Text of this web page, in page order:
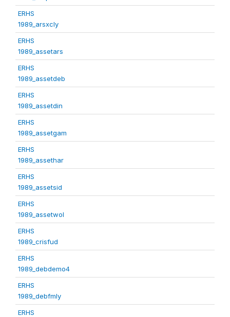
ERHS
1989_arsxcly
ERHS
1989_assetars
ERHS
1989_assetdeb
ERHS
1989_assetdin
ERHS
1989_assetgam
ERHS
1989_assethar
ERHS
1989_assetsid
ERHS
1989_assetwol
ERHS
1989_crisfud
ERHS
1989_debdemo4
ERHS
1989_debfmly
ERHS